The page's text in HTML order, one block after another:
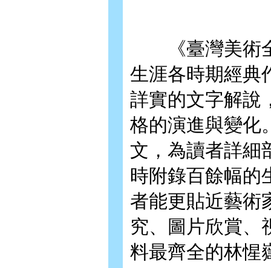
《臺灣美術全
生涯各時期經典
詳實的文字解說
格的演進與變化
文，為讀者詳細
時附錄百餘幅的
者能更貼近藝術
究、圖片欣賞、
料最齊全的林惺